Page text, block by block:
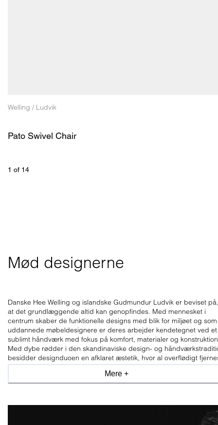
Welling / Ludvik
Pato Swivel Chair
1 of 14
Mød designerne
Danske Hee Welling og islandske Gudmundur Ludvik er beviset på,
at det grundlæggende altid kan genopfindes. Med mennesket i
centrum skaber de funktionelle designs med blik for miljøet og som
uddannede møbeldesignere er deres arbejder kendetegnet ved et
sublimt håndværk med fokus på komfort, materialer og
Med dybe rødder i den skandinaviske design- og
besidder designduoen en afklaret æstetik, hvor al overflødigt
Mere +